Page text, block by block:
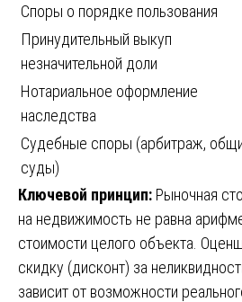
Споры о порядке пользования
Принудительный выкуп
незначительной доли
Нотариальное оформление
наследства
Судебные споры (арбитраж,
суды)
Ключевой принцип: Рыночная
на недвижимость не равна
стоимости целого объекта.
скидку (дисконт) за
зависит от возможности